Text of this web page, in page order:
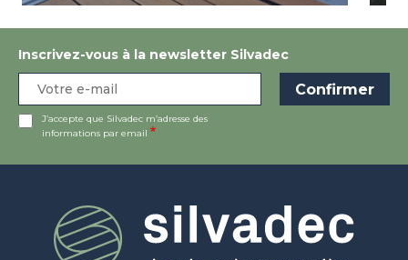
Inscrivez-vous à la newsletter Silvadec
J’accepte que Silvadec m’adresse des
informations par email